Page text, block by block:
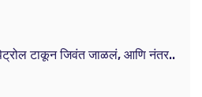
टाकून जिवंत जाळलं, आणि नंतर..